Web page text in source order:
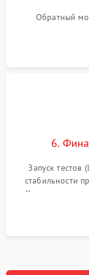
Обратный
6.
Запуск тестов
стабильности
Контроль